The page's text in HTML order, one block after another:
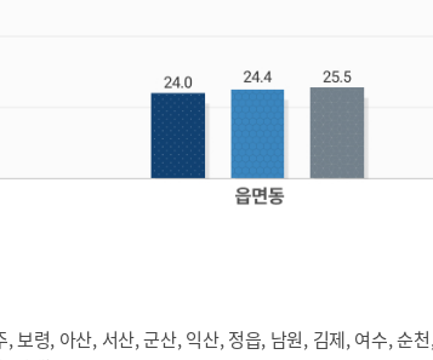
령, 아산, 서산, 군산, 익산, 정읍, 남원, 김제, 여수, 순